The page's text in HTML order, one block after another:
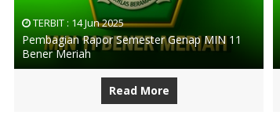
TERBIT : 14 Jun 2025
Pembagian Rapor Semester Genap MIN 11
Bener Meriah
Read More